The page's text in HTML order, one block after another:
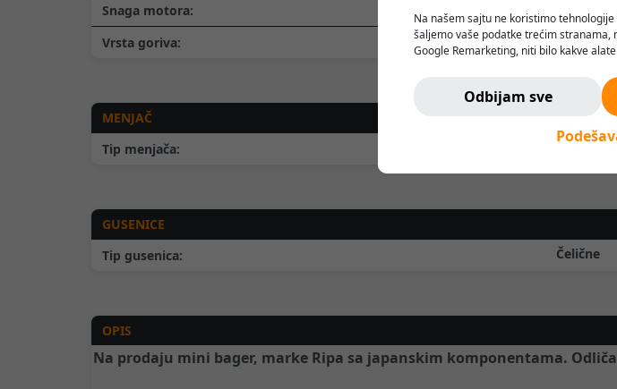
Na našem sajtu ne koristimo
šaljemo vaše podatke trećim stranama,
Google Remarketing, niti bilo kakve
odlučuje - bez pritiska, manipulacije ili
Ne pratimo vas. Ovde ste bezbedni.
Odbijam sve
Snaga motora:
Vrsta goriva:
Diesel
MENJAČ
Tip menjača:
Manuelni
GUSENICE
Tip gusenica:
Čelične
OPIS
Na prodaju mini bager, marke Ripa sa japanskim komponentama.